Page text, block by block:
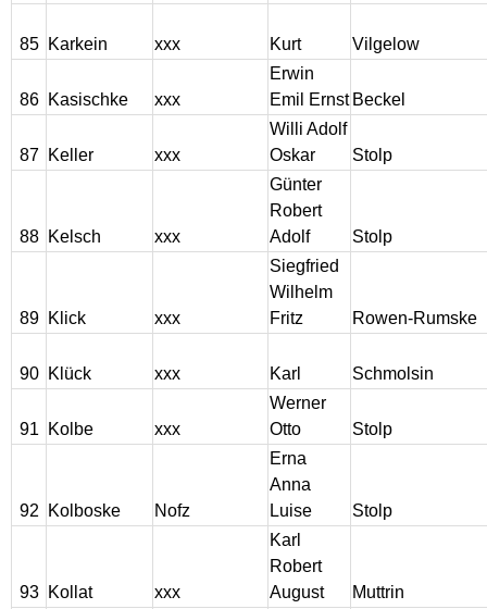
85 Karkein xxx Kurt Vilgelow
86 Kasischke xxx
Erwin
Emil Ernst Beckel
87 Keller xxx
Willi Adolf
Oskar
Stolp
88 Kelsch xxx
Günter
Robert
Adolf
Stolp
89 Klick xxx
Siegfried
Wilhelm
Fritz
Rowen-Rumske
90 Klück xxx Karl Schmolsin
91 Kolbe xxx
Werner
Otto
Stolp
92 Kolboske Nofz
Erna
Anna
Luise
Stolp
93 Kollat xxx
Karl
Robert
August
Muttrin